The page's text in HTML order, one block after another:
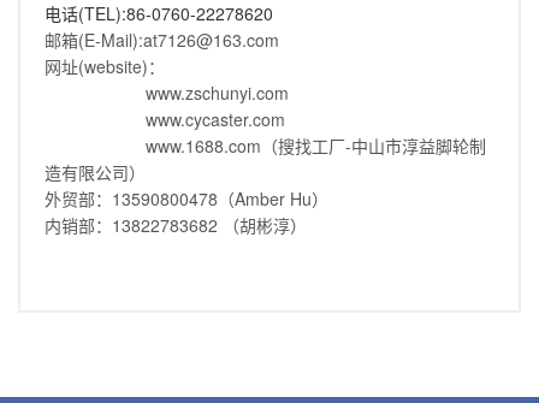
电话(TEL):86-0760-22278620
邮箱(E-Mail):at7126@163.com
网址(website)：
www.zschunyi.com
www.cycaster.com
www.1688.com（搜找工厂-中山市淳益脚轮制
造有限公司）
外贸部：13590800478（Amber Hu）
内销部：13822783682 （胡彬淳）